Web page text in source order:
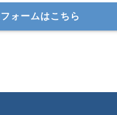
ォームはこちら